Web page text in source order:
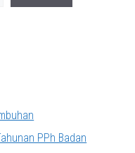
PPh Badan